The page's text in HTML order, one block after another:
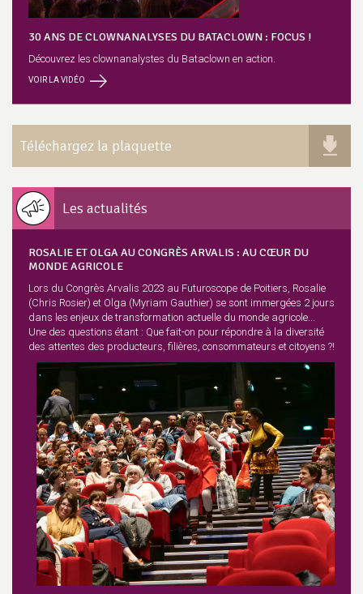
30 ANS DE CLOWNANALYSES DU BATACLOWN : FOCUS !
Découvrez les clownanalystes du Bataclown en action.
VOIR LA VIDÉO
Téléchargez la plaquette
Les actualités
ROSALIE ET OLGA AU CONGRÈS ARVALIS : AU CŒUR DU
MONDE AGRICOLE
Lors du Congrès Arvalis 2023 au Futuroscope de Poitiers, Rosalie
(Chris Rosier) et Olga (Myriam Gauthier) se sont immergées 2 jours
dans les enjeux de transformation actuelle du monde agricole...
Une des questions étant : Que fait-on pour répondre à la diversité
des attentes des producteurs, filières, consommateurs et citoyens ?!